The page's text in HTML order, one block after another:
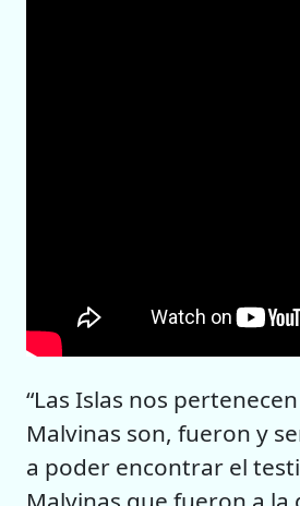
“Las Islas nos
Malvinas son, fueron y
a poder encontrar el